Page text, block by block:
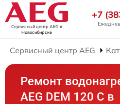
Сервисный центр AEG в
Новосибирске
+7
Сервисный центр AEG
Ремонт
AEG DEM 120 C в